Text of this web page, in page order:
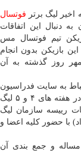
اخیر لیگ برتر فوتسال
دنبال این اتفاقات
تیم فوتسال مس
بازیكن بدون انجام
روز گذشته به آن
به سایت فدراسیون
فوتبال اظهار داشت: باتوجه به اتفاقات رخ داده در هفته های ۴ و ۵ لیگ
رییسه سازمان لیگ
۱۱ بامداد روز یكشنبه (۱۳ مرداد) با حضور كلیه اعضا و
و جمع بندی آن